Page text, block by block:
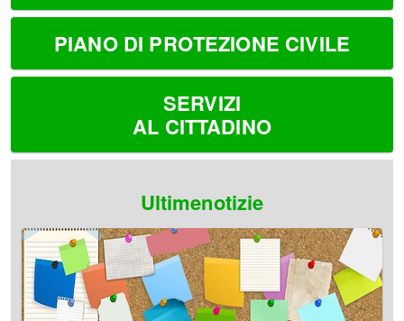
PIANO DI PROTEZIONE CIVILE
SERVIZI
AL CITTADINO
Ultimenotizie